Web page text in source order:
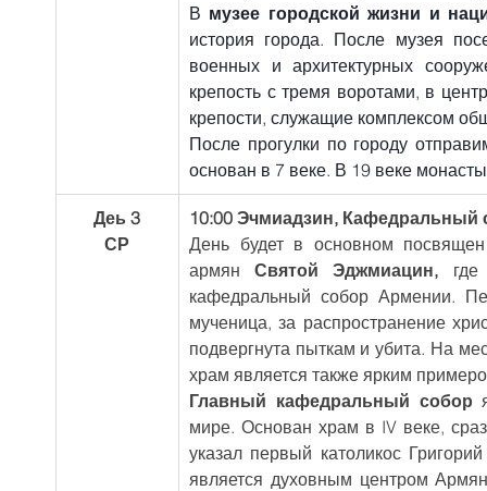
В музее городской жизни и
история города. После музея
военных и архитектурных
крепость с тремя воротами, в
крепости, служащие комплексом
После прогулки по городу
основан в 7 веке. В 19 веке
Деь 3
СР
10:00 Эчмиадзин, Кафедральный
День будет в основном
армян Святой Эджмиацин,
кафедральный собор Армении.
мученица, за распространение
подвергнута пыткам и убита. На
храм является также ярким
Главный кафедральный собор
мире. Основан храм в IV веке,
указал первый католикос
является духовным центром